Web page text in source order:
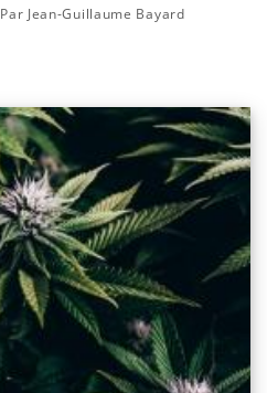
Par Jean-Guillaume Bayard